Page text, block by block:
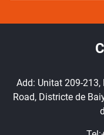
Add: Unitat 209-
Road, Districte de